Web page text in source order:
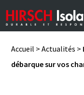
Accueil > Actualités >
débarque sur vos